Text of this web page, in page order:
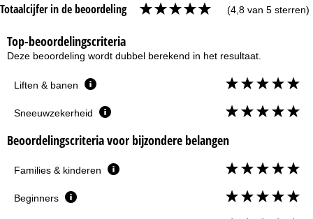
Totaalcijfer in de beoordeling (4,8 van 5 sterren)
Top-beoordelingscriteria
Deze beoordeling wordt dubbel berekend in het resultaat.
Liften & banen
Sneeuwzekerheid
Beoordelingscriteria voor bijzondere belangen
Families & kinderen
Beginners